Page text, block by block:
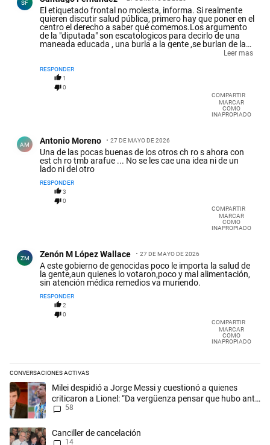
SF
El etiquetado frontal no molesta, informa. Si realmente
quieren discutir salud pública, primero hay que poner en el
centro el derecho a saber qué comemos.Los argumento
de la "diputada" son escatologicos para decirlo de una
maneada educada , una burla a la gente ,se burlan de la
TRABAJADORES, ETC QUE OTRA COSA SABEN HACER
Leer mas
RESPONDER
1
0
COMPARTIR
MARCAR
COMO
INAPROPIADO
AM Antonio Moreno 27 DE MAYO DE 2026
Una de las pocas buenas de los otros ch ro s ahora con
est ch ro tmb arafue ... No se les cae una idea ni de un
lado ni del otro
RESPONDER
3
0
COMPARTIR
MARCAR
COMO
INAPROPIADO
ZM Zenón M López Wallace 27 DE MAYO DE 2026
A este gobierno de genocidas poco le importa la salud de
la gente,aun quienes lo votaron,poco y mal alimentación,
sin atención médica remedios va muriendo.
RESPONDER
2
0
COMPARTIR
MARCAR
COMO
INAPROPIADO
CONVERSACIONES ACTIVAS
Este listado muestra los artículos con más comentarios en los
Un artículo de tendencia con el título "Milei despidió a Jorge Messi y
Milei despidió a Jorge Messi y cuestionó a quienes
criticaron a Lionel: “Da vergüenza pensar que hubo anti-
Messi”
58
Un artículo de tendencia con el título "Canciller de cancelación" con
Canciller de cancelación
14